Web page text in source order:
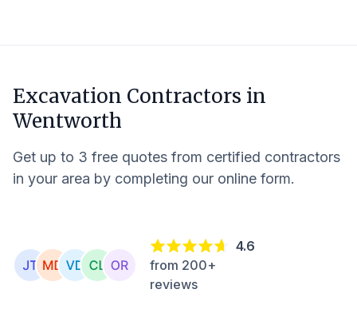
Excavation Contractors in
Wentworth
Get up to 3 free quotes from certified contractors
in your area by completing our online form.
4.6
from 200+
reviews